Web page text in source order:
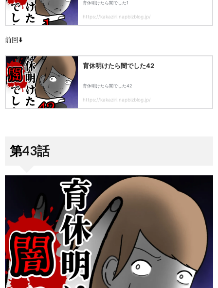
前回⬇️
第43話